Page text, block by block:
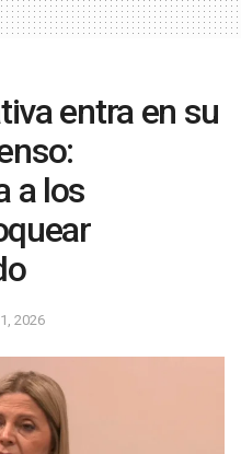
entra en su
a los
2026